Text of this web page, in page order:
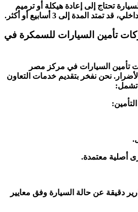
تحتاج إلى إعادة هيكلة أو ترميم
المدة إلى 3 أسابيع أو أكثر.
تأمين السيارات للسمكرة في
تأمين السيارات في مركز مصر
نحن نفخر بتقديم خدمات التعاون
تشمل:
أصلية معتمدة.
دقيقة عن حالة السيارة وفق معايير